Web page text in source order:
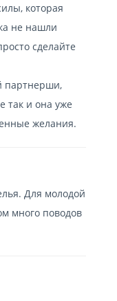
которая
не нашли
сделайте
партнерши,
так и она уже
желания.
Для молодой
много поводов